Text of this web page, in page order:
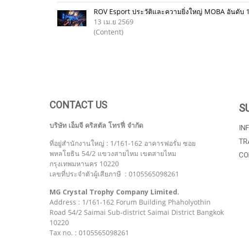
ROV Esport ประวัติและความยิ่งใหญ่ MOBA อันดับ
13 เม.ย 2569
(Content)
CONTACT US
บริษัท เอ็มจี คริสตัล โทรฟี่ จำกัด
ที่อยู่สำนักงานใหญ่ : 1/161-162 อาคารฟอรั่ม ซอย
พหลโยธิน 54/2 แขวงสายไหม เขตสายไหม
กรุงเทพมหานคร 10220
เลขที่ประจำตัวผู้เสียภาษี : 0105565098261
MG Crystal Trophy Company Limited.
Address : 1/161-162 Forum Building Phaholyothin
Road 54/2 Saimai Sub-district Saimai District Bangkok
10220
Tax no. : 0105565098261